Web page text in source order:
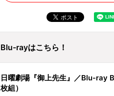
Blu-rayはこちら！
日曜劇場『御上先生』／Blu-ray
枚組）